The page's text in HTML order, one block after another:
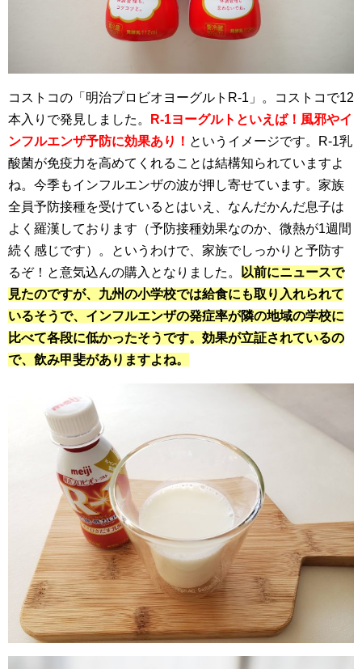
コストコの「明治プロビオヨーグルトR-1」。コストコで12
本入りで発見しました。
R-1ヨーグルトといえば！風邪やイ
ンフルエンザ予防に効果あり！ というイメージです。R-1乳
酸菌が免疫力を高めてくれることは結構知られていますよ
ね。今季もインフルエンザの波が押し寄せています。家族
全員予防接種を受けているとはいえ、なんだかんだ息子は
よく羅漢しております（予防接種効果なのか、微熱が1週間
続く感じです）。というわけで、家族でしっかりと予防す
るぞ！と意気込んの購入となりました。
以前にニュースで
見たのですが、九州の小学校では給食にも取り入れられて
いるそうで、インフルエンザの発症率が隣の地域の学校に
比べて各段に低かったそうです。効果が立証されているの
で、飲み甲斐がありますよね。